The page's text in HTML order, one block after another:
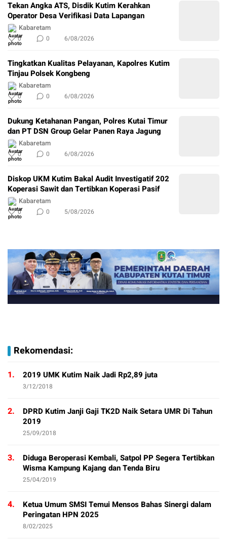
Tekan Angka ATS, Disdik Kutim Kerahkan
Operator Desa Verifikasi Data Lapangan
Kabaretam
0 0 6/08/2026
Tingkatkan Kualitas Pelayanan, Kapolres Kutim
Tinjau Polsek Kongbeng
Kabaretam
0 0 6/08/2026
Dukung Ketahanan Pangan, Polres Kutai Timur
dan PT DSN Group Gelar Panen Raya Jagung
Kabaretam
0 0 6/08/2026
Diskop UKM Kutim Bakal Audit Investigatif 202
Koperasi Sawit dan Tertibkan Koperasi Pasif
Kabaretam
0 0 5/08/2026
Rekomendasi:
1. 2019 UMK Kutim Naik Jadi Rp2,89 juta
3/12/2018
2.
DPRD Kutim Janji Gaji TK2D Naik Setara UMR Di Tahun
2019
25/09/2018
3.
Diduga Beroperasi Kembali, Satpol PP Segera Tertibkan
Wisma Kampung Kajang dan Tenda Biru
25/04/2019
4.
Ketua Umum SMSI Temui Mensos Bahas Sinergi dalam
Peringatan HPN 2025
8/02/2025